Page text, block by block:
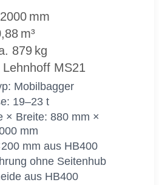
2000 mm
m³
879 kg
Lehn­hoff MS21
Mo­bil­bag­ger
19–23 t
× Brei­te: 880 mm ×
mm
mm aus HB400
ohne Sei­ten­hub
aus HB400